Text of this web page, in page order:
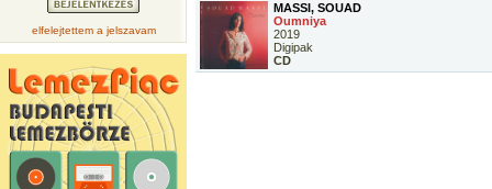
elfelejtettem a jelszavam
MASSI, SOUAD
Oumniya
2019
Digipak
CD